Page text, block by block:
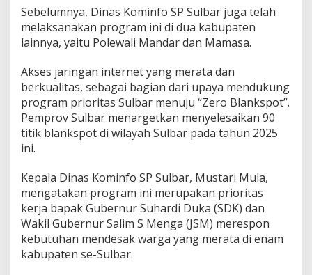
a
r
P
e
l
u
a
s
A
k
I
n
t
e
n
e
Sebelumnya, Dinas Kominfo SP Sulbar juga telah
melaksanakan program ini di dua kabupaten
lainnya, yaitu Polewali Mandar dan Mamasa.
Akses jaringan internet yang merata dan
berkualitas, sebagai bagian dari upaya mendukung
program prioritas Sulbar menuju “Zero Blankspot”.
Pemprov Sulbar menargetkan menyelesaikan 90
titik blankspot di wilayah Sulbar pada tahun 2025
ini.
Kepala Dinas Kominfo SP Sulbar, Mustari Mula,
mengatakan program ini merupakan prioritas
kerja bapak Gubernur Suhardi Duka (SDK) dan
Wakil Gubernur Salim S Menga (JSM) merespon
kebutuhan mendesak warga yang merata di enam
kabupaten se-Sulbar.